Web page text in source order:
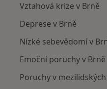
Vztahová krize v Brně
Deprese v Brně
Nízké sebevědomí v
Emoční poruchy v Brně
Poruchy v